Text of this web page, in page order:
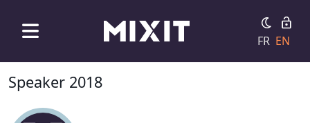
FR EN
Speaker 2018